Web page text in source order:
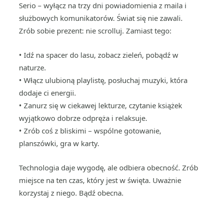
Serio – wyłącz na trzy dni powiadomienia z maila i
służbowych komunikatorów. Świat się nie zawali.
Zrób sobie prezent: nie scrolluj. Zamiast tego:
• Idź na spacer do lasu, zobacz zieleń, pobądź w
naturze.
• Włącz ulubioną playlistę, posłuchaj muzyki, która
dodaje ci energii.
• Zanurz się w ciekawej lekturze, czytanie książek
wyjątkowo dobrze odpręża i relaksuje.
• Zrób coś z bliskimi – wspólne gotowanie,
planszówki, gra w karty.
Technologia daje wygodę, ale odbiera obecność. Zrób
miejsce na ten czas, który jest w święta. Uważnie
korzystaj z niego. Bądź obecna.